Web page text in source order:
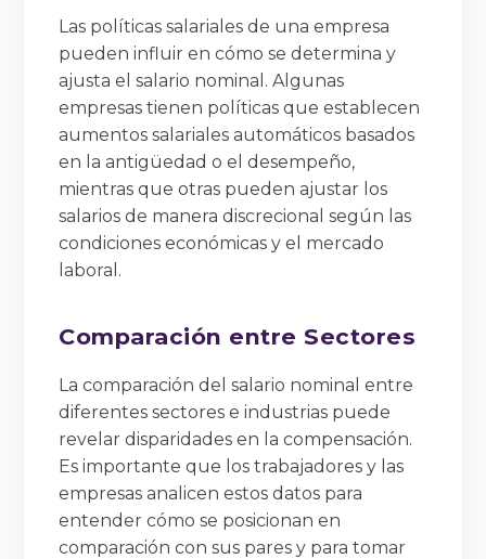
Las políticas salariales de una empresa
pueden influir en cómo se determina y
ajusta el salario nominal. Algunas
empresas tienen políticas que establecen
aumentos salariales automáticos basados
en la antigüedad o el desempeño,
mientras que otras pueden ajustar los
salarios de manera discrecional según las
condiciones económicas y el mercado
laboral.
Comparación entre Sectores
La comparación del salario nominal entre
diferentes sectores e industrias puede
revelar disparidades en la compensación.
Es importante que los trabajadores y las
empresas analicen estos datos para
entender cómo se posicionan en
comparación con sus pares y para tomar